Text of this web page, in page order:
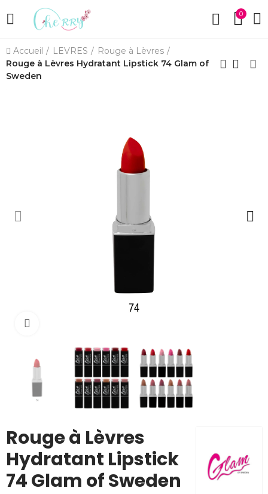
0
Accueil LEVRES
Rouge à Lèvres
Rouge à Lèvres Hydratant Lipstick 74 Glam of
Sweden
Rouge à Lèvres
Hydratant Lipstick
74 Glam of Sweden